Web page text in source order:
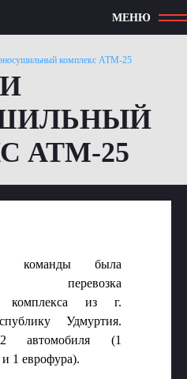
МЕНЮ
комплекс АТМ-25
АТМ-25
команды была
перевозка
комплекса из г.
Удмуртия.
2 автомобиля (1
1 еврофура).